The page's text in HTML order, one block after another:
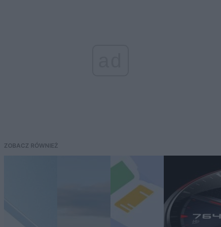
ZOBACZ RÓWNIEŻ